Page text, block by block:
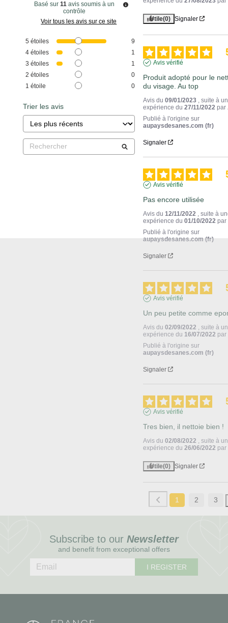
Basé sur 11 avis soumis à un
contrôle
Voir tous les avis sur ce site
5 étoiles
9
4 étoiles
1
3 étoiles
1
2 étoiles
0
1 étoile 0
Trier les avis
Utile(0) Signaler
Avis vérifié
Produit adopté pour le
du visage. Au top
Avis du09/01/2023
, suite à
expérience du27/11/2022 par
Publié à l'origine sur
aupaysdesanes.com (fr)
Signaler
Avis vérifié
Pas encore utilisée
Avis du 12/11/2022
, suite à
expérience du01/10/2022 par
Publié à l'origine sur
aupaysdesanes.com (fr)
Signaler
Avis vérifié
Un peu petite comme
Avis du02/09/2022
, suite à
expérience du 16/07/2022 par
Publié à l'origine sur
aupaysdesanes.com (fr)
Signaler
Avis vérifié
Tres bien, il nettoie bien !
Avis du02/08/2022
, suite à
expérience du26/06/2022 par
Utile(0) Signaler
1 2 3
Subscribe to our Newsletter
and benefit from exceptional offers
I REGISTER